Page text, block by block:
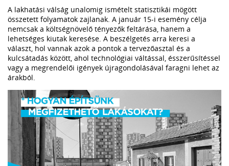
A lakhatási válság unalomig ismételt statisztikái mögött
összetett folyamatok zajlanak. A január 15-i esemény célja
nemcsak a költségnövelő tényezők feltárása, hanem a
lehetséges kiutak keresése. A beszélgetés arra keresi a
választ, hol vannak azok a pontok a tervezőasztal és a
kulcsátadás között, ahol technológiai váltással, ésszerűsítéssel
vagy a megrendelői igények újragondolásával faragni lehet az
árakból.